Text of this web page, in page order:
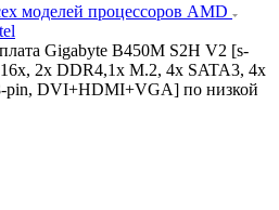
моделей процессоров AMD
Gigabyte B450M S2H V2 [s-
2x DDR4,1x M.2, 4x SATA3, 4x
pin, DVI+HDMI+VGA] по низкой